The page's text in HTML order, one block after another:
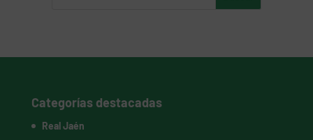
Categorías destacadas
Real Jaén